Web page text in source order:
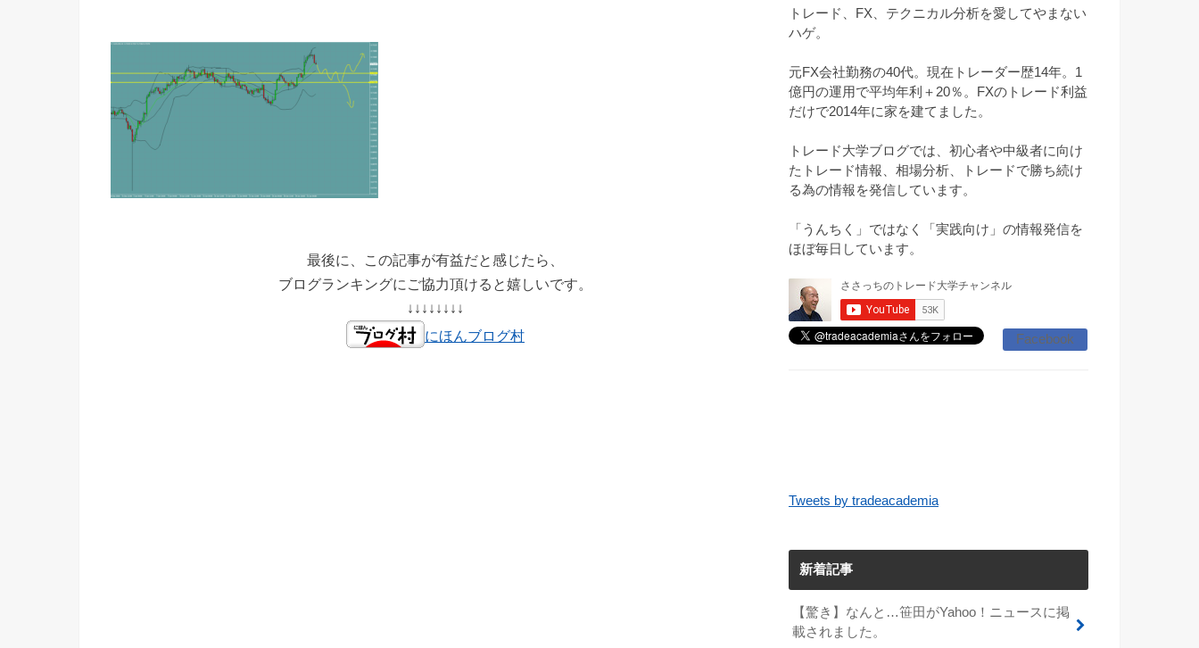
最後に、この記事が有益だと感じたら、
ブログランキングにご協力頂けると嬉しいです。
↓↓↓↓↓↓↓↓
にほんブログ村
トレード、FX、テクニカル分析を愛してやまない
ハゲ。
元FX会社勤務の40代。現在トレーダー歴14年。1
億円の運用で平均年利＋20％。FXのトレード利益
だけで2014年に家を建てました。
トレード大学ブログでは、初心者や中級者に向け
たトレード情報、相場分析、トレードで勝ち続け
る為の情報を発信しています。
「うんちく」ではなく「実践向け」の情報発信を
ほぼ毎日しています。
Facebook
Tweets by tradeacademia
新着記事
【驚き】なんと…笹田がYahoo！ニュースに掲
載されました。